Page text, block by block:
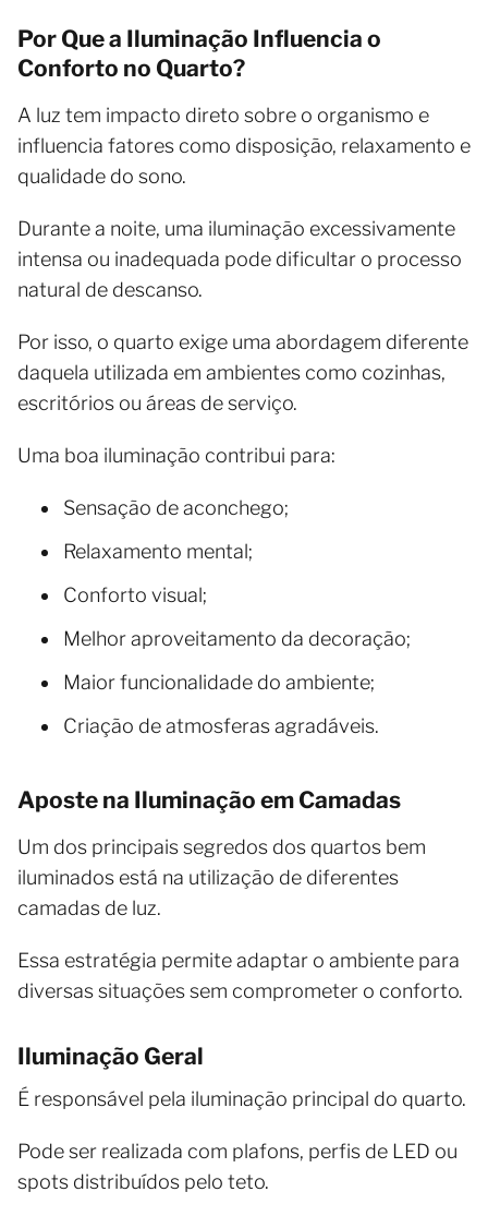
Por Que a Iluminação Influencia o
Conforto no Quarto?
A luz tem impacto direto sobre o organismo e
influencia fatores como disposição, relaxamento e
qualidade do sono.
Durante a noite, uma iluminação excessivamente
intensa ou inadequada pode dificultar o processo
natural de descanso.
Por isso, o quarto exige uma abordagem diferente
daquela utilizada em ambientes como cozinhas,
escritórios ou áreas de serviço.
Uma boa iluminação contribui para:
Sensação de aconchego;
Relaxamento mental;
Conforto visual;
Melhor aproveitamento da decoração;
Maior funcionalidade do ambiente;
Criação de atmosferas agradáveis.
Aposte na Iluminação em Camadas
Um dos principais segredos dos quartos bem
iluminados está na utilização de diferentes
camadas de luz.
Essa estratégia permite adaptar o ambiente para
diversas situações sem comprometer o conforto.
Iluminação Geral
É responsável pela iluminação principal do quarto.
Pode ser realizada com plafons, perfis de LED ou
spots distribuídos pelo teto.